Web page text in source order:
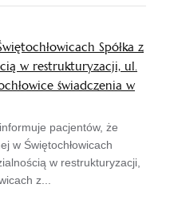
Spółka z
w restrukturyzacji, ul.
świadczenia w
pacjentów, że
w Świętochłowicach
w restrukturyzacji,
z...